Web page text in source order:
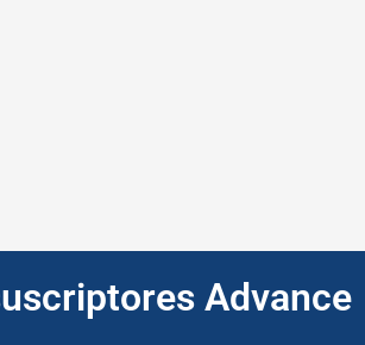
Advance